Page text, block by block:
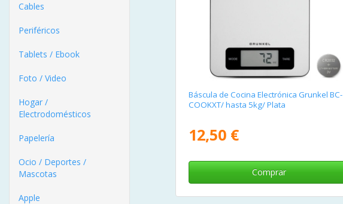
Cables
Periféricos
Tablets / Ebook
Foto / Video
Hogar /
Electrodomésticos
Papelería
Ocio / Deportes /
Mascotas
Apple
Báscula de Cocina Electrónica Grunkel BC-
COOKXT/ hasta 5kg/ Plata
12,50 €
Comprar